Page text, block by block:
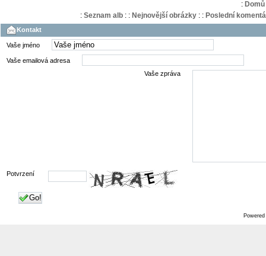
: Domů
: Seznam alb: : Nejnovější obrázky: : Poslední
Kontakt
Vaše jméno
Vaše emailová adresa
Vaše zpráva
Potvrzení
Go!